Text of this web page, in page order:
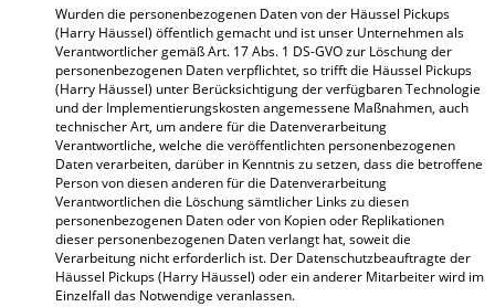
Wurden die personenbezogenen Daten von der Häussel Pickups
(Harry Häussel) öffentlich gemacht und ist unser Unternehmen als
Verantwortlicher gemäß Art. 17 Abs. 1 DS-GVO zur Löschung der
personenbezogenen Daten verpflichtet, so trifft die Häussel Pickups
(Harry Häussel) unter Berücksichtigung der verfügbaren Technologie
und der Implementierungskosten angemessene Maßnahmen, auch
technischer Art, um andere für die Datenverarbeitung
Verantwortliche, welche die veröffentlichten personenbezogenen
Daten verarbeiten, darüber in Kenntnis zu setzen, dass die betroffene
Person von diesen anderen für die Datenverarbeitung
Verantwortlichen die Löschung sämtlicher Links zu diesen
personenbezogenen Daten oder von Kopien oder Replikationen
dieser personenbezogenen Daten verlangt hat, soweit die
Verarbeitung nicht erforderlich ist. Der Datenschutzbeauftragte der
Häussel Pickups (Harry Häussel) oder ein anderer Mitarbeiter wird im
Einzelfall das Notwendige veranlassen.